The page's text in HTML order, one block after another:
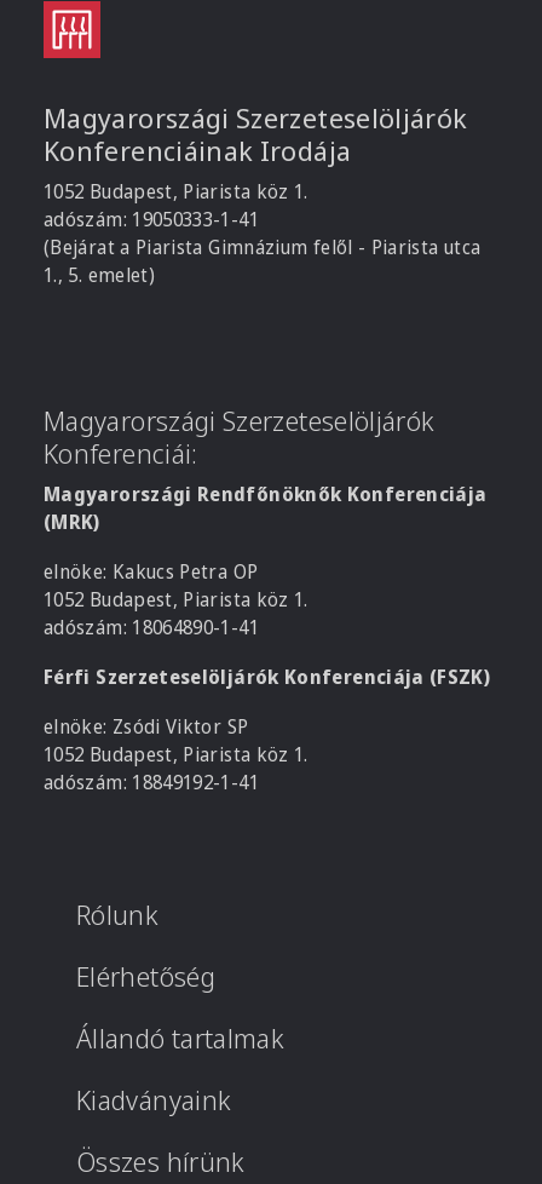
Magyarországi Szerzeteselöljárók
Konferenciáinak Irodája
1052 Budapest, Piarista köz 1.
adószám: 19050333-1-41
(Bejárat a Piarista Gimnázium felől - Piarista utca
1., 5. emelet)
Magyarországi Szerzeteselöljárók
Konferenciái:
Magyarországi Rendfőnöknők Konferenciája
(MRK)
elnöke: Kakucs Petra OP
1052 Budapest, Piarista köz 1.
adószám: 18064890-1-41
Férfi Szerzeteselöljárók Konferenciája (FSZK)
elnöke: Zsódi Viktor SP
1052 Budapest, Piarista köz 1.
adószám: 18849192-1-41
Rólunk
Elérhetőség
Állandó tartalmak
Kiadványaink
Összes hírünk